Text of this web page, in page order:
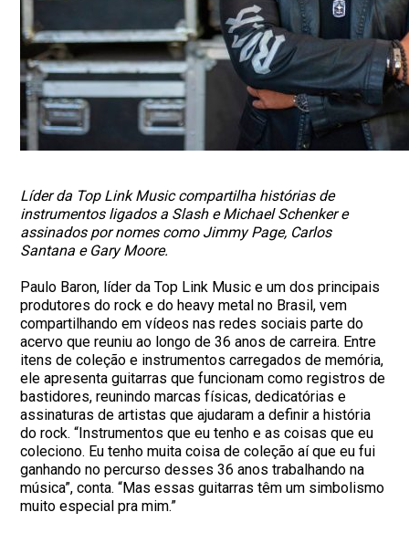
Líder da Top Link Music compartilha histórias de
instrumentos ligados a Slash e Michael Schenker e
assinados por nomes como Jimmy Page, Carlos
Santana e Gary Moore.
Paulo Baron, líder da Top Link Music e um dos principais
produtores do rock e do heavy metal no Brasil, vem
compartilhando em vídeos nas redes sociais parte do
acervo que reuniu ao longo de 36 anos de carreira. Entre
itens de coleção e instrumentos carregados de memória,
ele apresenta guitarras que funcionam como registros de
bastidores, reunindo marcas físicas, dedicatórias e
assinaturas de artistas que ajudaram a definir a história
do rock. “Instrumentos que eu tenho e as coisas que eu
coleciono. Eu tenho muita coisa de coleção aí que eu fui
ganhando no percurso desses 36 anos trabalhando na
música”, conta. “Mas essas guitarras têm um simbolismo
muito especial pra mim.”